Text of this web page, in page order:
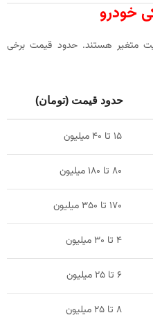
خودرو
متغیر هستند. حدود قیمت برخی
حدود قیمت (تومان)
۱۵ تا ۴۰ میلیون
۸۰ تا ۱۸۰ میلیون
۱۷۰ تا ۳۵۰ میلیون
۴ تا ۳۰ میلیون
۶ تا ۲۵ میلیون
۸ تا ۲۵ میلیون